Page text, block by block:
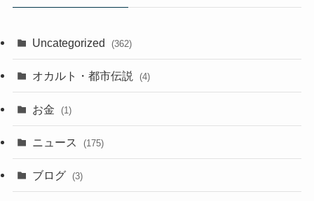
Uncategorized (362)
オカルト・都市伝説 (4)
お金 (1)
ニュース (175)
ブログ (3)